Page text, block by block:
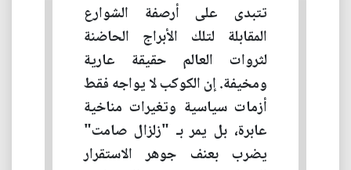
تتبدى على أرصفة الشوارع
المقابلة لتلك الأبراج الحاضنة
لثروات العالم حقيقة عارية
ومخيفة. إن الكوكب لا يواجه فقط
أزمات سياسية وتغيرات مناخية
عابرة، بل يمر بـ "زلزال صامت"
يضرب بعنف جوهر الاستقرار